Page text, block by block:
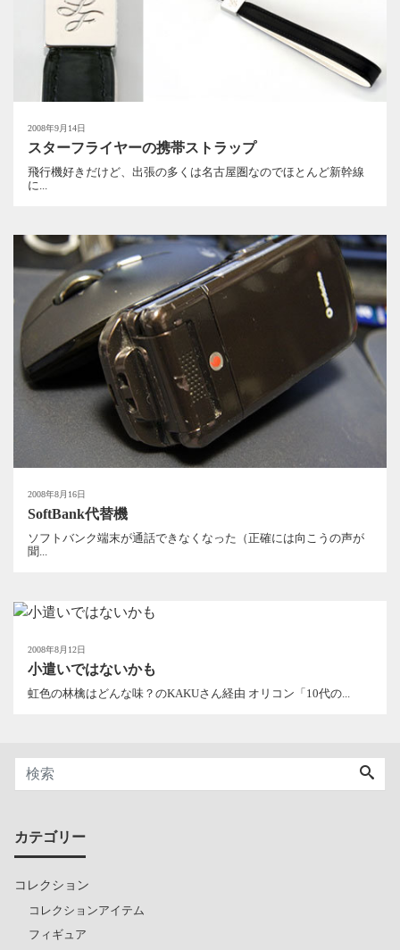
2008年9月14日
スターフライヤーの携帯ストラップ
飛行機好きだけど、出張の多くは名古屋圏なのでほとんど新幹線
に...
2008年8月16日
SoftBank代替機
ソフトバンク端末が通話できなくなった（正確には向こうの声が
聞...
2008年8月12日
小遣いではないかも
虹色の林檎はどんな味？のKAKUさん経由 オリコン「10代の...
カテゴリー
コレクション
コレクションアイテム
フィギュア